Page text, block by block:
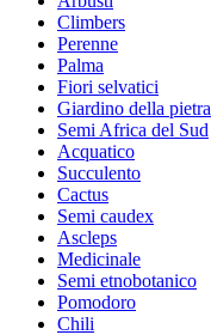
Climbers
Perenne
Palma
Fiori selvatici
Giardino della pietra
Semi Africa del Sud
Acquatico
Succulento
Cactus
Semi caudex
Ascleps
Medicinale
Semi etnobotanico
Pomodoro
Chili